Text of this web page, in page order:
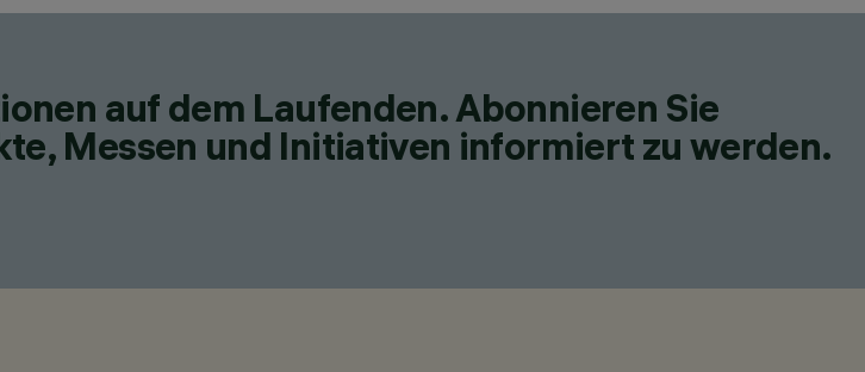
auf dem Laufenden. Abonnieren Sie
Messen und Initiativen informiert zu werden.